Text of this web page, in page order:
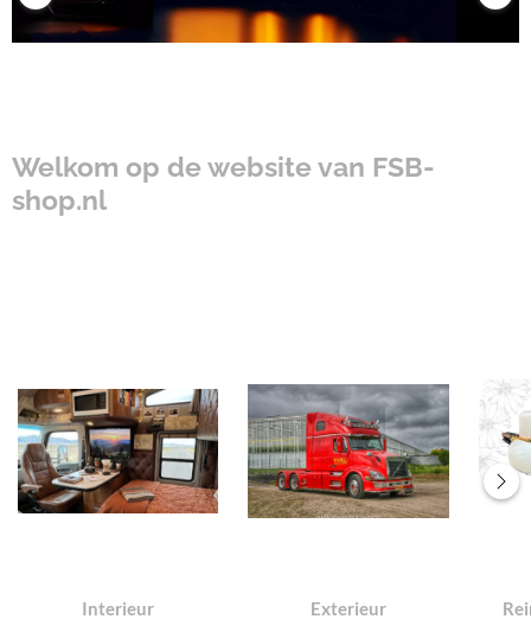
Welkom op de website van FSB-
shop.nl
Interieur Exterieur